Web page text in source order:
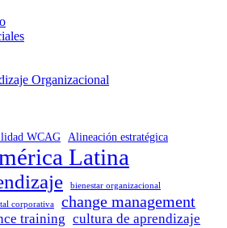
Organizacional
WCAG Alineación estratégica
Latina
bienestar organizacional
corporativa change management
training cultura de aprendizaje